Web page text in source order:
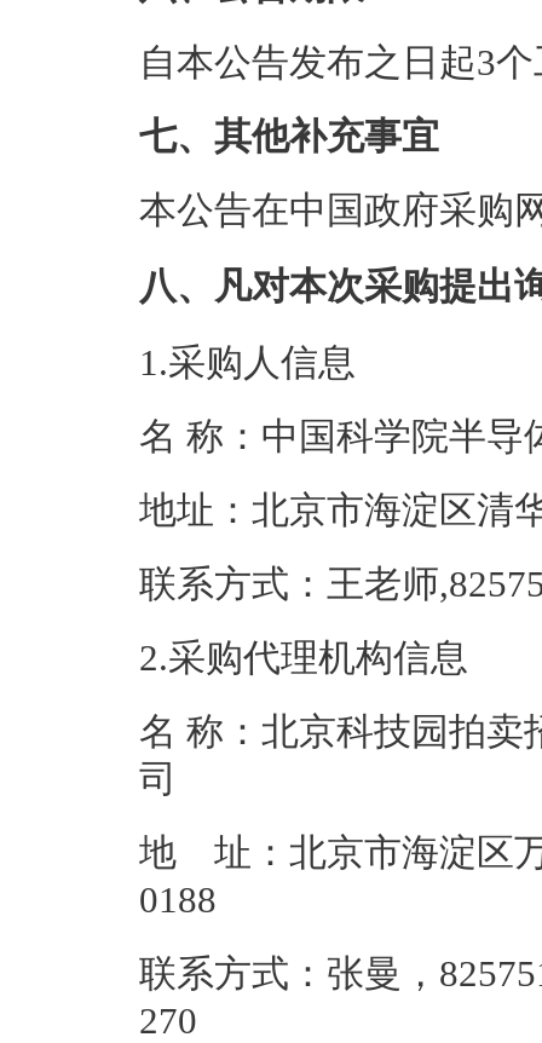
自本公告发布之日起3
七、其他补充事宜
本公告在中国政府采购
八、凡对本次采购提出
1.采购人信息
名 称：中国科学
地址：北京市
联系方式：王老
2.采购代理机构信息
名 称：北京科技园拍卖
地 址：北京市海淀区
联系方式：张曼，